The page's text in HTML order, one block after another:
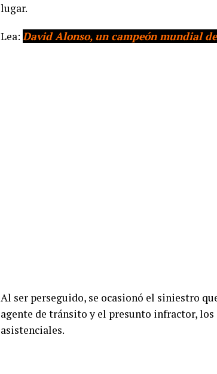
lugar.
Lea: David Alonso, un campeón mundial
Al ser perseguido, se ocasionó el siniestro
agente de tránsito y el presunto infractor,
asistenciales.